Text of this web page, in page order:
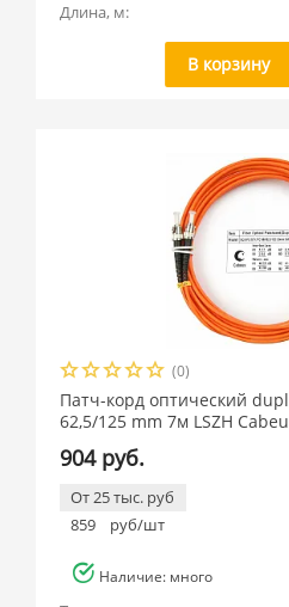
Длина, м:
В корзину
(0)
Патч-корд оптический
62,5/125 mm 7м LSZH
904 руб.
От 25 тыс. руб
859
руб/шт
Наличие: много